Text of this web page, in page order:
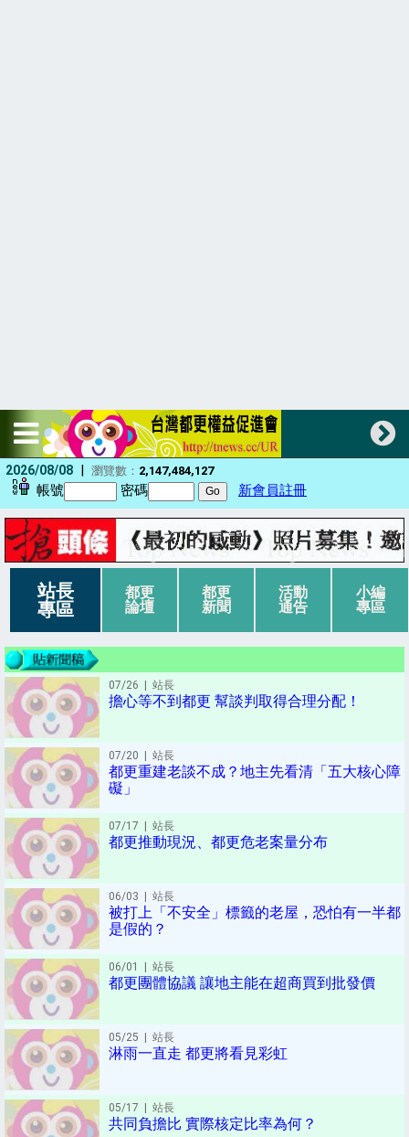
2026/08/08 | 瀏覽數： 2,147,484,127
帳號 密碼 新會員註冊
站長
專區
都更
論壇
都更
新聞
活動
通告
小編
專區
07/26 | 站長
擔心等不到都更 幫談判取得合理分配！
07/20 | 站長
都更重建老談不成？地主先看清「五大核心障
礙」
07/17 | 站長
都更推動現況、都更危老案量分布
06/03 | 站長
被打上「不安全」標籤的老屋，恐怕有一半都
是假的？
06/01 | 站長
都更團體協議 讓地主能在超商買到批發價
05/25 | 站長
淋雨一直走 都更將看見彩虹
05/17 | 站長
共同負擔比 實際核定比率為何？